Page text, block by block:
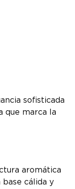
sofisticada
que marca la
aromática
cálida y